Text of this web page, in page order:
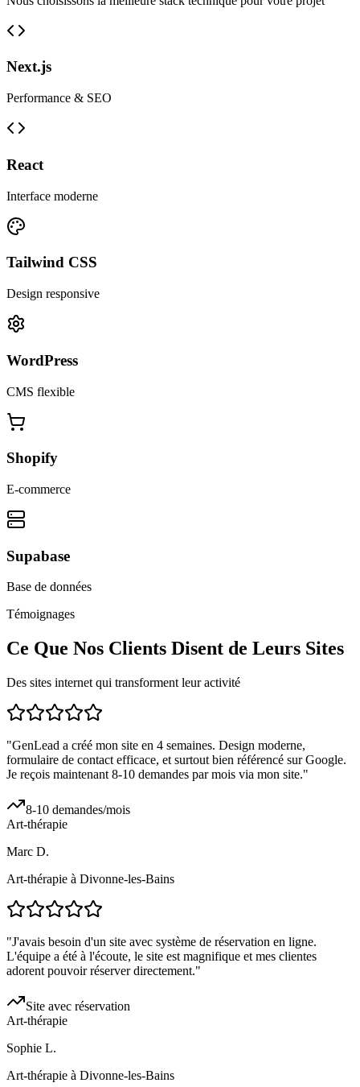
Next.js
Performance & SEO
React
Interface moderne
Tailwind CSS
Design responsive
WordPress
CMS flexible
Shopify
E-commerce
Supabase
Base de données
Témoignages
Ce Que Nos Clients Disent de Leurs Sites
Des sites internet qui transforment leur activité
"GenLead a créé mon site en 4 semaines. Design moderne,
formulaire de contact efficace, et surtout bien référencé sur Google.
Je reçois maintenant 8-10 demandes par mois via mon site."
8-10 demandes/mois
Art-thérapie
Marc D.
Art-thérapie à Divonne-les-Bains
"J'avais besoin d'un site avec système de réservation en ligne.
L'équipe a été à l'écoute, le site est magnifique et mes clientes
adorent pouvoir réserver directement."
Site avec réservation
Art-thérapie
Sophie L.
Art-thérapie à Divonne-les-Bains